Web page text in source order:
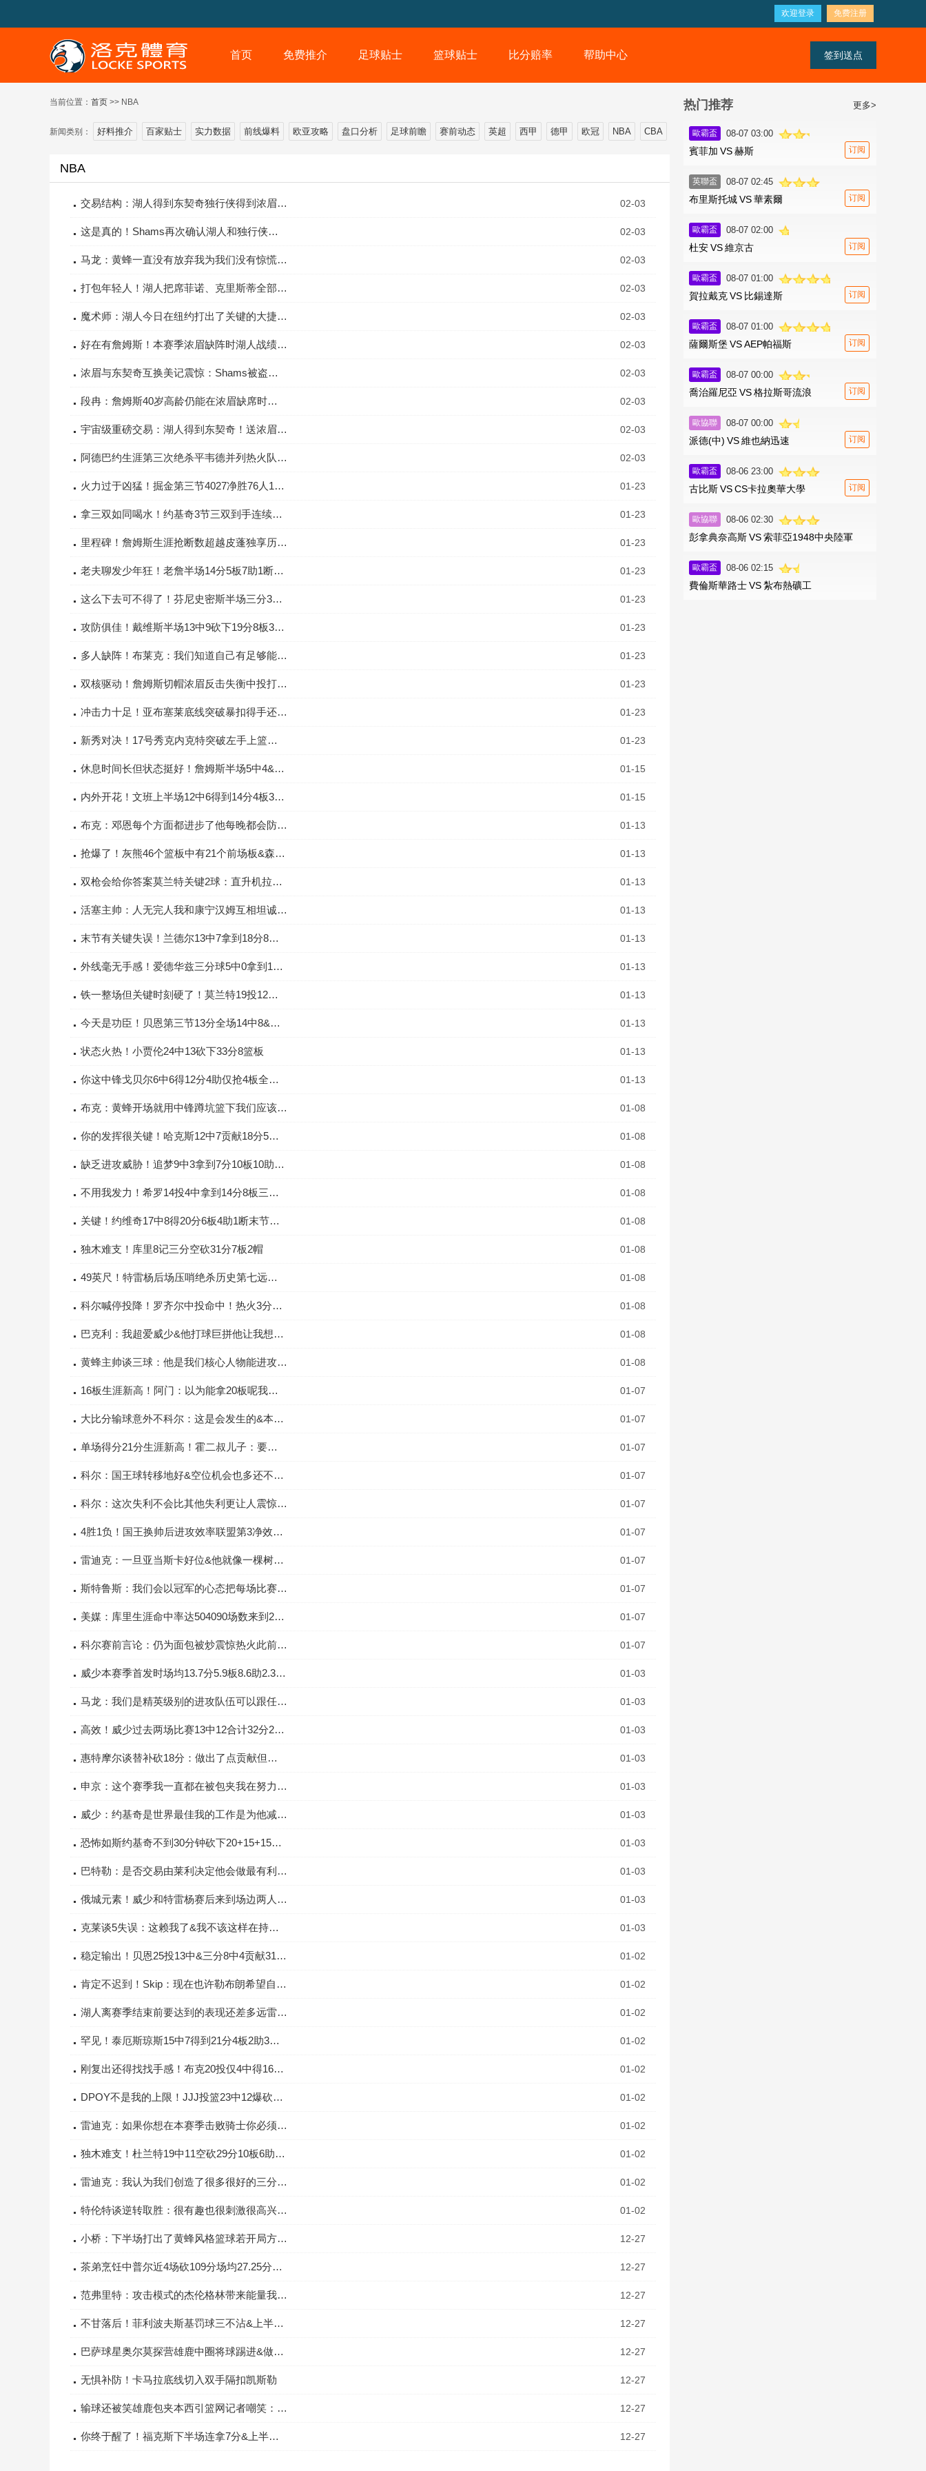
欢迎登录 免费注册
首页 免费推介 足球贴士 篮球贴士 比分赔率 帮助中心 签到送点
当前位置： 首页 >> NBA
新闻类别： 好料推介 百家贴士 实力数据 前线爆料 欧亚攻略 盘口分析 足球前瞻 赛前动态 英超 西甲 德甲 欧冠 NBA CBA
NBA
交易结构：湖人得到东契奇独行侠得到浓眉爵士得到席菲诺！ 02-03
这是真的！Shams再次确认湖人和独行侠交易并补充了细节 02-03
马龙：黄蜂一直没有放弃我为我们没有惊慌而感到骄傲 02-03
打包年轻人！湖人把席菲诺、克里斯蒂全部送走 02-03
魔术师：湖人今日在纽约打出了关键的大捷詹姆斯三双引领胜利 02-03
好在有詹姆斯！本赛季浓眉缺阵时湖人战绩4胜1负 02-03
浓眉与东契奇互换美记震惊：Shams被盗号了 02-03
段冉：詹姆斯40岁高龄仍能在浓眉缺席时天神下凡且看且珍惜吧 02-03
宇宙级重磅交易：湖人得到东契奇！送浓眉去独行侠！ 02-03
阿德巴约生涯第三次绝杀平韦德并列热火队史第一 02-03
火力过于凶猛！掘金第三节4027净胜76人13分三节轰下117分 01-23
拿三双如同喝水！约基奇3节三双到手连续第4场&赛季第19场！ 01-23
里程碑！詹姆斯生涯抢断数超越皮蓬独享历史第七！ 01-23
老夫聊发少年狂！老詹半场14分5板7助1断1帽40岁仍能隔扣大中锋 01-23
这么下去可不得了！芬尼史密斯半场三分3投全中贡献9分1篮板 01-23
攻防俱佳！戴维斯半场13中9砍下19分8板3助1断2帽 01-23
多人缺阵！布莱克：我们知道自己有足够能力不会把伤病作为借口 01-23
双核驱动！詹姆斯切帽浓眉反击失衡中投打进还要加罚 01-23
冲击力十足！亚布塞莱底线突破暴扣得手还造成约基奇犯规 01-23
新秀对决！17号秀克内克特突破左手上篮被榜眼萨尔遮天大帽！ 01-23
休息时间长但状态挺好！詹姆斯半场5中4&三分2中2拿10分5板5助 01-15
内外开花！文班上半场12中6得到14分4板3助2帽三分5中2 01-15
布克：邓恩每个方面都进步了他每晚都会防守对手最好的球员 01-13
抢爆了！灰熊46个篮板中有21个前场板&森林狼仅有7个前场板 01-13
双枪会给你答案莫兰特关键2球：直升机拉杆追平+超高抛射制胜 01-13
活塞主帅：人无完人我和康宁汉姆互相坦诚&信任和尊重彼此 01-13
末节有关键失误！兰德尔13中7拿到18分8板8助出现4失误 01-13
外线毫无手感！爱德华兹三分球5中0拿到15分5板6助6失误 01-13
铁一整场但关键时刻硬了！莫兰特19投12分5板4助1断还有5失误 01-13
今天是功臣！贝恩第三节13分全场14中8&三分8中4砍21分5板5助 01-13
状态火热！小贾伦24中13砍下33分8篮板 01-13
你这中锋戈贝尔6中6得12分4助仅抢4板全队倒二&关键2罚不中 01-13
布克：黄蜂开场就用中锋蹲坑篮下我们应该在挡拆后多投三分的 01-08
你的发挥很关键！哈克斯12中7贡献18分5篮板&首节就砍下11分 01-08
缺乏进攻威胁！追梦9中3拿到7分10板10助多次在篮下不看筐 01-08
不用我发力！希罗14投4中拿到14分8板三分9中3 01-08
关键！约维奇17中8得20分6板4助1断末节两记三分扑灭勇士反攻潮 01-08
独木难支！库里8记三分空砍31分7板2帽 01-08
49英尺！特雷杨后场压哨绝杀历史第七远最远的是格拉汉姆 01-08
科尔喊停投降！罗齐尔中投命中！热火3分钟领先勇士18分！ 01-08
巴克利：我超爱威少&他打球巨拼他让我想起在76人时的硬汉队友 01-08
黄蜂主帅谈三球：他是我们核心人物能进攻还能给队友创造机会 01-08
16板生涯新高！阿门：以为能拿20板呢我终有一天会做到的 01-07
大比分输球意外不科尔：这是会发生的&本季我们四次了会反弹的 01-07
单场得分21分生涯新高！霍二叔儿子：要充分利用向队友学习的机会 01-07
科尔：国王球转移地好&空位机会也多还不断突破我们的防线 01-07
科尔：这次失利不会比其他失利更让人震惊关键在于开局失误太多 01-07
4胜1负！国王换帅后进攻效率联盟第3净效率第5 01-07
雷迪克：一旦亚当斯卡好位&他就像一棵树我们抢不到防守篮板 01-07
斯特鲁斯：我们会以冠军的心态把每场比赛都当作最重要的比赛来打 01-07
美媒：库里生涯命中率达504090场数来到238场NBA历史第一 01-07
科尔赛前言论：仍为面包被炒震惊热火此前输36分&但斯波不会被炒 01-07
威少本赛季首发时场均13.7分5.9板8.6助2.3抢断投篮命中率56.2% 01-03
马龙：我们是精英级别的进攻队伍可以跟任何球队比拼得分 01-03
高效！威少过去两场比赛13中12合计32分21助攻仅2失误 01-03
惠特摩尔谈替补砍18分：做出了点贡献但没对比赛产生多大的影响 01-03
申京：这个赛季我一直都在被包夹我在努力打得更有侵略性 01-03
威少：约基奇是世界最佳我的工作是为他减负和他搭档很愉快 01-03
恐怖如斯约基奇不到30分钟砍下20+15+15NBA历史首人 01-03
巴特勒：是否交易由莱利决定他会做最有利于球队的事我开心就行 01-03
俄城元素！威少和特雷杨赛后来到场边两人拥抱致意 01-03
克莱谈5失误：这赖我了&我不该这样在持球方面我需要更稳定一些 01-03
稳定输出！贝恩25投13中&三分8中4贡献31分另有7助攻 01-02
肯定不迟到！Skip：现在也许勒布朗希望自己第三次效力骑士 01-02
湖人离赛季结束前要达到的表现还差多远雷迪克：现在就做到了 01-02
罕见！泰厄斯琼斯15中7得到21分4板2助3断5失误平生涯纪录 01-02
刚复出还得找找手感！布克20投仅4中得16分送出9次助攻 01-02
DPOY不是我的上限！JJJ投篮23中12爆砍38分10板4助2断2帽 01-02
雷迪克：如果你想在本赛季击败骑士你必须打出近乎完美的篮球 01-02
独木难支！杜兰特19中11空砍29分10板6助1断2帽 01-02
雷迪克：我认为我们创造了很多很好的三分投篮机会但球就是没进 01-02
特伦特谈逆转取胜：很有趣也很刺激很高兴能赢球但还要继续努力 01-02
小桥：下半场打出了黄蜂风格篮球若开局方式正确我们能轻松赢球 12-27
茶弟烹饪中普尔近4场砍109分场均27.25分&奇才2胜2负 12-27
范弗里特：攻击模式的杰伦格林带来能量我们需要他持续这样打 12-27
不甘落后！菲利波夫斯基罚球三不沾&上半场凯斯勒同款 12-27
巴萨球星奥尔莫探营雄鹿中圈将球踢进&做表哥庆祝动作 12-27
无惧补防！卡马拉底线切入双手隔扣凯斯勒 12-27
输球还被笑雄鹿包夹本西引篮网记者嘲笑：笑死我了哈哈哈 12-27
你终于醒了！福克斯下半场连拿7分&上半场7中0 12-27
热门推荐 更多>
歐霸盃 08-07 03:00
賓菲加 VS赫斯 订阅
英聯盃 08-07 02:45
布里斯托城VS華素爾 订阅
歐霸盃 08-07 02:00
杜安VS維京古 订阅
歐霸盃 08-07 01:00
賀拉戴克VS 比錫達斯 订阅
歐霸盃 08-07 01:00
薩爾斯堡 VSAEP帕福斯 订阅
歐霸盃 08-07 00:00
喬治羅尼亞 VS格拉斯哥流浪 订阅
歐協聯 08-07 00:00
派德(中) VS維也納迅速 订阅
歐霸盃 08-06 23:00
古比斯VSCS卡拉奧華大學 订阅
歐協聯 08-06 02:30
彭拿典奈高斯VS索菲亞1948中央陸軍
歐霸盃 08-06 02:15
費倫斯華路士VS紮布熱礦工